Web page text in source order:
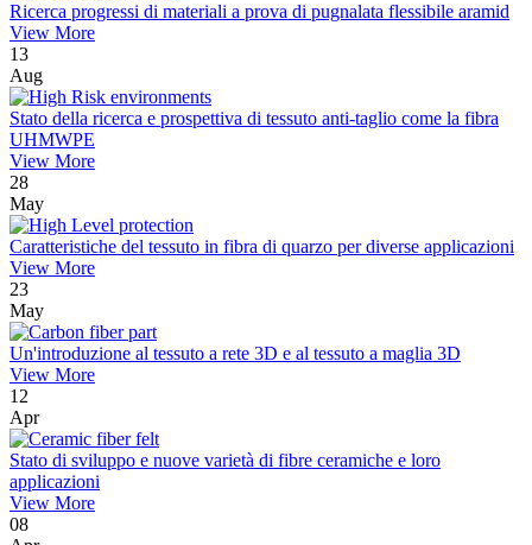
Ricerca progressi di materiali a prova di pugnalata flessibile aramid
View More
13
Aug
Stato della ricerca e prospettiva di tessuto anti-taglio come la fibra
UHMWPE
View More
28
May
Caratteristiche del tessuto in fibra di quarzo per diverse applicazioni
View More
23
May
Un'introduzione al tessuto a rete 3D e al tessuto a maglia 3D
View More
12
Apr
Stato di sviluppo e nuove varietà di fibre ceramiche e loro
applicazioni
View More
08